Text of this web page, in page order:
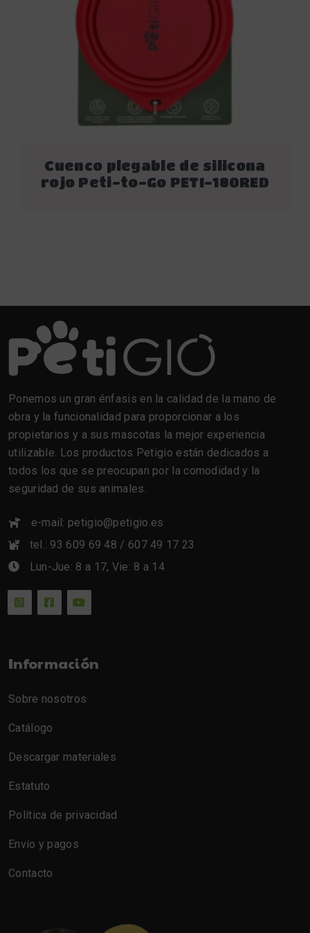
Cuenco plegable de silicona
rojo Peti-to-Go PETI-180RED
Ponemos un gran énfasis en la calidad de la mano de
obra y la funcionalidad para proporcionar a los
propietarios y a sus mascotas la mejor experiencia
utilizable. Los productos Petigio están dedicados a
todos los que se preocupan por la comodidad y la
seguridad de sus animales.
e-mail: petigio@petigio.es
tel.: 93 609 69 48 / 607 49 17 23
Lun-Jue: 8 a 17, Vie: 8 a 14
Información
Sobre nosotros
Catálogo
Descargar materiales
Estatuto
Política de privacidad
Envío y pagos
Contacto